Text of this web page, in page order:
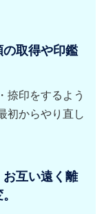
取得や印鑑
捺印をするよう
初からやり直し
互い遠く離